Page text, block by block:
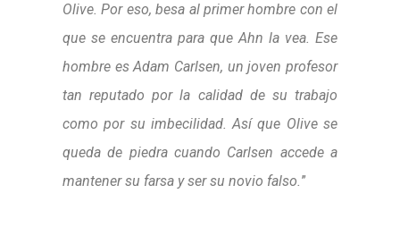
Olive. Por eso, besa al primer hombre con el
que se encuentra para que Ahn la vea. Ese
hombre es Adam Carlsen, un joven profesor
tan reputado por la calidad de su trabajo
como por su imbecilidad. Así que Olive se
queda de piedra cuando Carlsen accede a
mantener su farsa y ser su novio falso.”